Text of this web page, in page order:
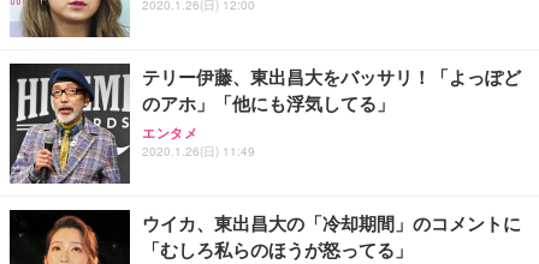
2020.1.26(日) 12:00
テリー伊藤、東出昌大をバッサリ！「よっぽど
のアホ」「他にも浮気してる」
エンタメ
2020.1.26(日) 11:49
ウイカ、東出昌大の「冷却期間」のコメントに
「むしろ私らのほうが怒ってる」